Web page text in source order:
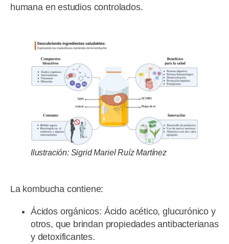
humana en estudios controlados.
Ilustración: Sigrid Mariel Ruíz Martínez
La kombucha contiene:
Ácidos orgánicos: Ácido acético, glucurónico y
otros, que brindan propiedades antibacterianas
y detoxificantes.